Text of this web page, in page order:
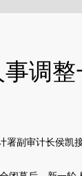
调整
副审计长侯凯